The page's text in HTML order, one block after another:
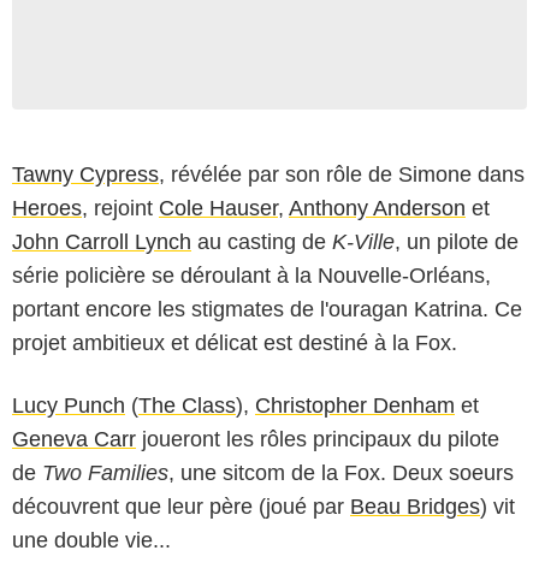
Tawny Cypress, révélée par son rôle de Simone dans
Heroes, rejoint Cole Hauser, Anthony Anderson et
John Carroll Lynch au casting de K-Ville, un pilote de
série policière se déroulant à la Nouvelle-Orléans,
portant encore les stigmates de l'ouragan Katrina. Ce
projet ambitieux et délicat est destiné à la Fox.
Lucy Punch (The Class), Christopher Denham et
Geneva Carr joueront les rôles principaux du pilote
de Two Families, une sitcom de la Fox. Deux soeurs
découvrent que leur père (joué par Beau Bridges) vit
une double vie...